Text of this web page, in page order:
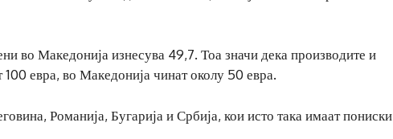
во Македонија изнесува 49,7. Тоа значи дека производите и
евра, во Македонија чинат околу 50 евра.
Романија, Бугарија и Србија, кои исто така имаат пониски